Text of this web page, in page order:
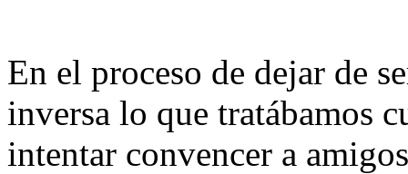
En el proceso de dejar de
inversa lo que tratábamos
intentar convencer a